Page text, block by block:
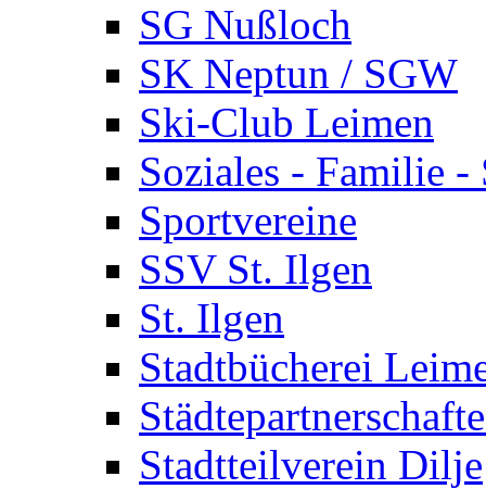
SG Nußloch
SK Neptun / SGW
Ski-Club Leimen
Soziales - Familie -
Sportvereine
SSV St. Ilgen
St. Ilgen
Stadtbücherei
Stadtteilverein Dilje